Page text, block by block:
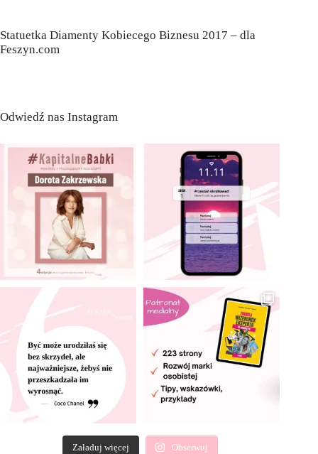
Statuetka Diamenty Kobiecego Biznesu 2017 – dla
Feszyn.com
Odwiedź nas Instagram
Załaduj więcej Obserwuj